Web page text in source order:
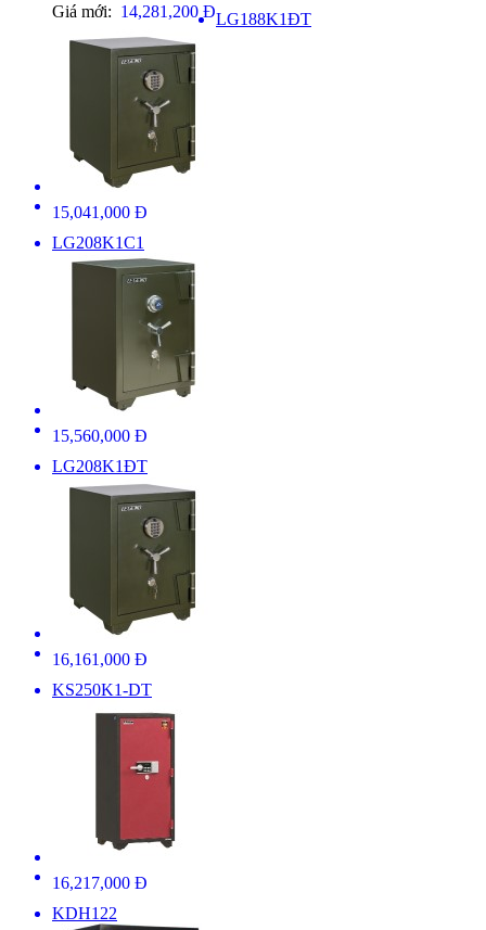
Giá mới: 14,281,200 ĐLG188K1ĐT
15,041,000 Đ
LG208K1C1
15,560,000 Đ
LG208K1ĐT
16,161,000 Đ
KS250K1-DT
16,217,000 Đ
KDH122